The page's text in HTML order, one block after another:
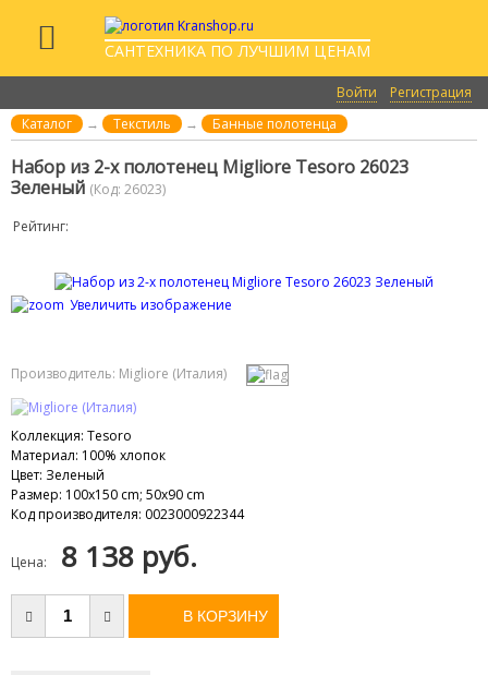
САНТЕХНИКА ПО ЛУЧШИМ ЦЕНАМ
Войти
Регистрация
Каталог
→ Текстиль → Банные полотенца
Набор из 2-х полотенец Migliore Tesoro 26023
Зеленый (Код: 26023)
Рейтинг:
Увеличить изображение
Производитель: Migliore (Италия)
Коллекция: Tesoro
Материал: 100% хлопок
Цвет: Зеленый
Размер: 100х150 cm; 50х90 cm
Код производителя: 0023000922344
Цена: 8 138 руб.